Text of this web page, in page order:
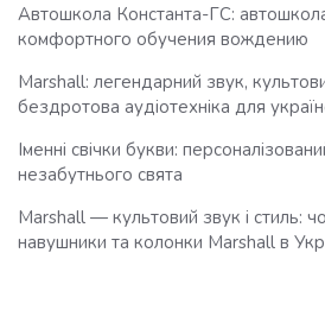
Автошкола Константа-ГС:
комфортного обучения вождению
Marshall: легендарний звук,
бездротова аудіотехніка для
Іменні свічки букви:
незабутнього свята
Marshall — культовий звук і стиль:
навушники та колонки Marshall в